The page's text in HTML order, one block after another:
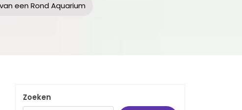
een Rond Aquarium
Zoeken